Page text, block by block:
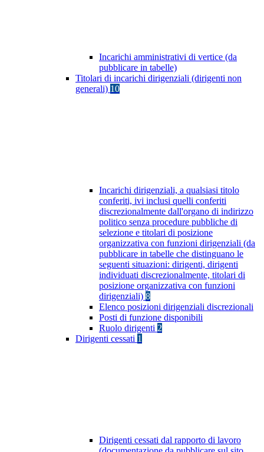
Incarichi amministrativi di vertice (da
pubblicare in tabelle)
Titolari di incarichi dirigenziali (dirigenti non
generali) 10
Incarichi dirigenziali, a qualsiasi titolo
conferiti, ivi inclusi quelli conferiti
discrezionalmente dall'organo di indirizzo
politico senza procedure pubbliche di
selezione e titolari di posizione
organizzativa con funzioni dirigenziali (da
pubblicare in tabelle che distinguano le
seguenti situazioni: dirigenti, dirigenti
individuati discrezionalmente, titolari di
posizione organizzativa con funzioni
dirigenziali) 8
Elenco posizioni dirigenziali discrezionali
Posti di funzione disponibili
Ruolo dirigenti 2
Dirigenti cessati 1
Dirigenti cessati dal rapporto di lavoro